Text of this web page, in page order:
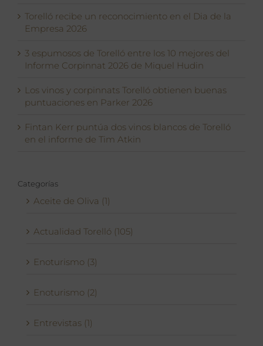
Torelló recibe un reconocimiento en el Dia de la
Empresa 2026
3 espumosos de Torelló entre los 10 mejores del
Informe Corpinnat 2026 de Miquel Hudin
Los vinos y corpinnats Torelló obtienen buenas
puntuaciones en Parker 2026
Fintan Kerr puntúa dos vinos blancos de Torelló
en el informe de Tim Atkin
Categorías
Aceite de Oliva (1)
Actualidad Torelló (105)
Enoturismo (3)
Enoturismo (2)
Entrevistas (1)